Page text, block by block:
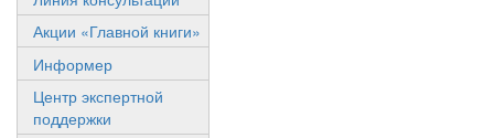
Акции «Главной книги»
Информер
Центр экспертной
поддержки